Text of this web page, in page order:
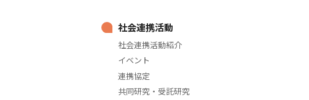
社会連携活動
社会連携活動紹介
イベント
連携協定
共同研究・受託研究